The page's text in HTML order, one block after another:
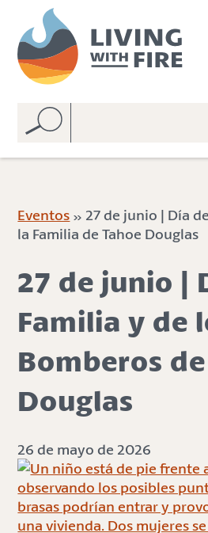
n
v
Eventos » 27 de junio | Día
la Familia de Tahoe Douglas
27 de junio |
Familia y de
Bomberos
Douglas
26 de mayo de 2026